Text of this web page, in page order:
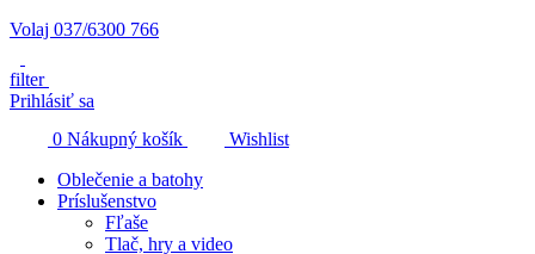
Volaj 037/6300 766
filter
Prihlásiť sa
0 Nákupný košík
Wishlist
Oblečenie a batohy
Príslušenstvo
Fľaše
Tlač, hry a video